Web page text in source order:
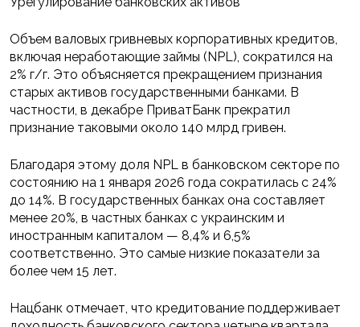
Объем валовых гривневых корпоративных кредитов,
включая неработающие займы (NPL), сократился на
2% г/г. Это объясняется прекращением признания
старых активов государственными банками. В
частности, в декабре ПриватБанк прекратил
признание таковыми около 140 млрд гривен.
Благодаря этому доля NPL в банковском секторе по
состоянию на 1 января 2026 года сократилась с 24%
до 14%. В государственных банках она составляет
менее 20%, в частных банках с украинским и
иностранным капиталом — 8,4% и 6,5%
соответственно. Это самые низкие показатели за
более чем 15 лет.
Нацбанк отмечает, что кредитование поддерживает